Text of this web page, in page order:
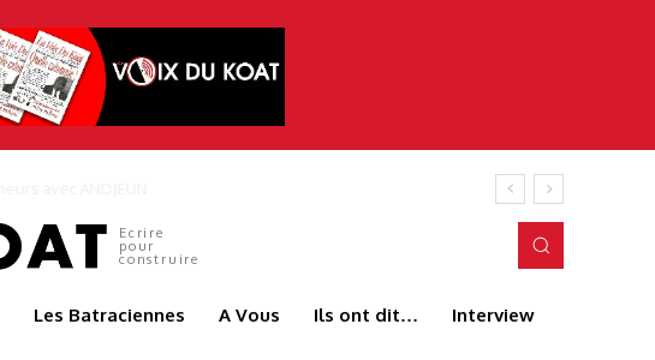
Ecrire
pour
construire
Les Batraciennes A Vous Ils ont dit… Interview